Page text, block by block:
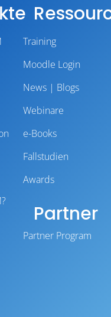
Training
Moodle Login
News | Blogs
Webinare
e-Books
Fallstudien
Awards
Partner
Partner Program